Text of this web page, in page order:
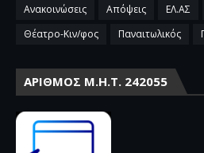
Ανακοινώσεις
Απόψεις ΕΛ.ΑΣ
Θέατρο-Κιν/φος
Παναιτωλικός
ΑΡΙΘΜΌΣ Μ.Η.Τ. 242055